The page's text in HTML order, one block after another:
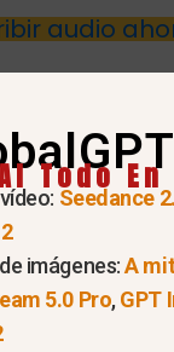
audio
de
y avanzada
principales
en la
Todo En
Seedance
imágenes:A
5.0 Pro,GPT